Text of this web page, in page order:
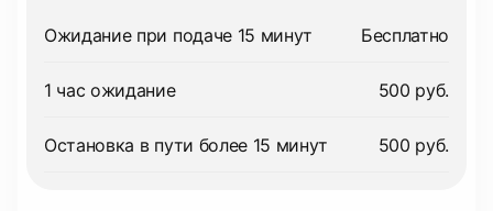
Ожидание при подаче 15 минут Бесплатно
1 час ожидание 500 руб.
Остановка в пути более 15 минут 500 руб.